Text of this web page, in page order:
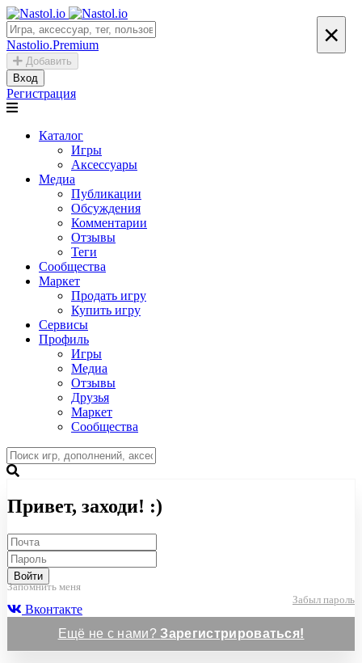
Nastolio.Premium
Добавить
Вход
Регистрация
Каталог
Игры
Аксессуары
Медиа
Публикации
Обсуждения
Комментарии
Отзывы
Теги
Сообщества
Маркет
Продать игру
Купить игру
Сервисы
Профиль
Игры
Медиа
Отзывы
Друзья
Маркет
Сообщества
×
Привет, заходи! :)
Войти
Запомнить меня
Забыл пароль
Вконтакте
Ещё не с нами?Зарегистрироваться!